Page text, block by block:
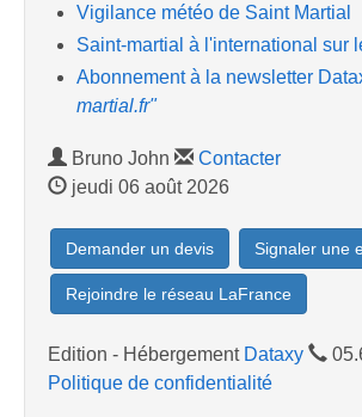
Vigilance météo de Saint Martial
Saint-martial à l'international sur
Abonnement à la newsletter
martial.fr"
Bruno John
Contacter
jeudi 06 août 2026
Demander un devis Signaler une
Rejoindre le réseau LaFrance
Edition - Hébergement Dataxy
Politique de confidentialité